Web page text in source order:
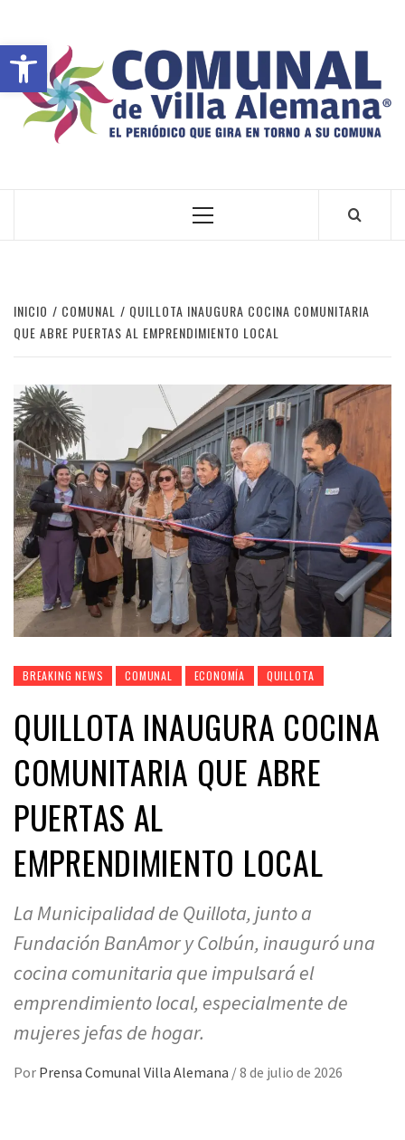
Abrir barra de herramientas
INICIO COMUNAL
QUILLOTA INAUGURA COCINA COMUNITARIA
QUE ABRE PUERTAS AL EMPRENDIMIENTO LOCAL
BREAKING NEWS COMUNAL ECONOMÍA QUILLOTA
QUILLOTA INAUGURA COCINA
COMUNITARIA QUE ABRE
PUERTAS AL
EMPRENDIMIENTO LOCAL
La Municipalidad de Quillota, junto a
Fundación BanAmor y Colbún, inauguró una
cocina comunitaria que impulsará el
emprendimiento local, especialmente de
mujeres jefas de hogar.
Por Prensa Comunal Villa Alemana /8 de julio de 2026